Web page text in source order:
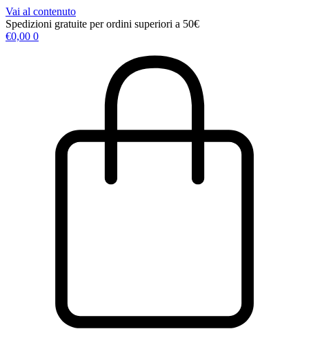
Vai al contenuto
Spedizioni gratuite per ordini superiori a 50€
€0,00 0